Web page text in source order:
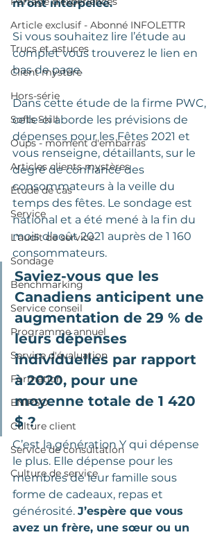
Article exclusif - Abonné INFOLETTR
Trucs et astuces
Client mystère
Hors-série
Softs Skill
Oups - moment d'embarras
Articles clients mystères
Étude de cas
Service
L'audit de service
Sondage
Benchmarking
Service conseil
Programme annuel
Service d'évaluation
Formation
ENIPSO
Culture client
Service de consultation
Culture de service
m’ont interpelée.
Si vous souhaitez lire l’étude au
complet vous trouverez le lien en
bas de page.
Dans cette étude de la firme PWC,
celle-ci aborde les prévisions de
dépenses pour les Fêtes 2021 et
vous renseigne, détaillants, sur le
degré de confiance des
consommateurs à la veille du
temps des fêtes. Le sondage est
national et a été mené à la fin du
mois d’août 2021 auprès de 1 160
consommateurs.
Saviez-vous que les
Canadiens anticipent une
augmentation de 29 % de
leurs dépenses
individuelles par rapport
à 2020, pour une
moyenne totale de 1 420
$ ?
C’est la génération Y qui dépense
le plus. Elle dépense pour les
membres de leur famille sous
forme de cadeaux, repas et
générosité. J’espère que vous
avez un frère, une sœur ou un